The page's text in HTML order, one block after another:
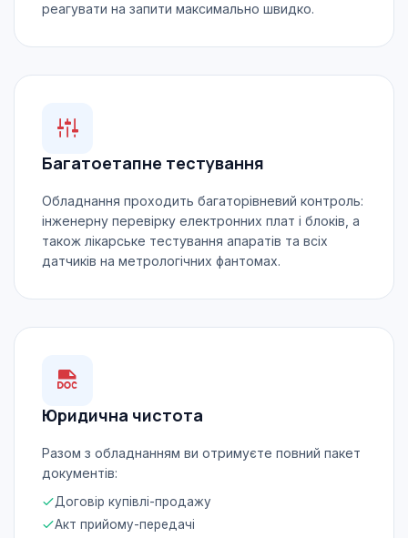
реагувати на запити максимально швидко.
Багатоетапне тестування
Обладнання проходить багаторівневий контроль:
інженерну перевірку електронних плат і блоків, а
також лікарське тестування апаратів та всіх
датчиків на метрологічних фантомах.
Юридична чистота
Разом з обладнанням ви отримуєте повний пакет
документів:
Договір купівлі-продажу
Акт прийому-передачі